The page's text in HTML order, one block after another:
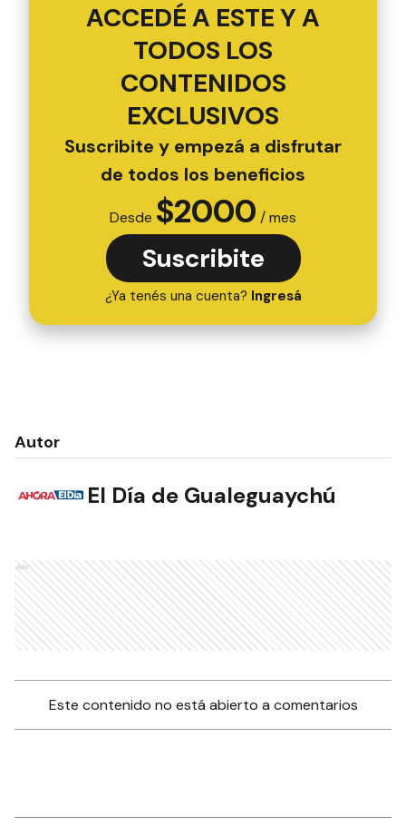
ACCEDÉ A ESTE Y A
TODOS LOS
CONTENIDOS
EXCLUSIVOS
Suscribite y empezá a disfrutar
de todos los beneficios
Desde $2000 / mes
Suscribite
¿Ya tenés una cuenta? Ingresá
Autor
El Día de Gualeguaychú
Ads
Este contenido no está abierto a comentarios